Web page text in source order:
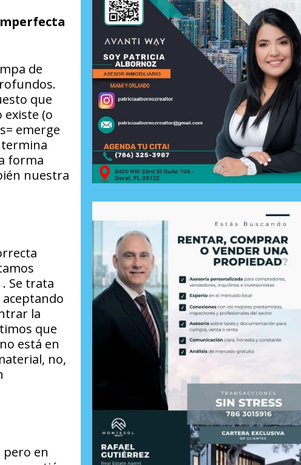
de
que
(o
emerge
forma
nuestra
Se trata
la
que
está en
no,
pero en